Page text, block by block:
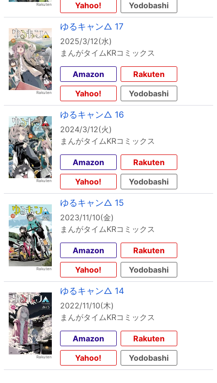
Yahoo!
Yodobashi
ゆるキャン△ 17
2025/3/12(水)
まんがタイムKRコミックス
Amazon
Rakuten
Yahoo!
Yodobashi
ゆるキャン△ 16
2024/3/12(火)
まんがタイムKRコミックス
Amazon
Rakuten
Yahoo!
Yodobashi
ゆるキャン△ 15
2023/11/10(金)
まんがタイムKRコミックス
Amazon
Rakuten
Yahoo!
Yodobashi
ゆるキャン△ 14
2022/11/10(木)
まんがタイムKRコミックス
Amazon
Rakuten
Yahoo!
Yodobashi